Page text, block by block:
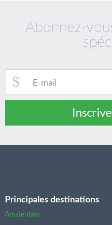
Abonnez-
Principales destinations
Amsterdam